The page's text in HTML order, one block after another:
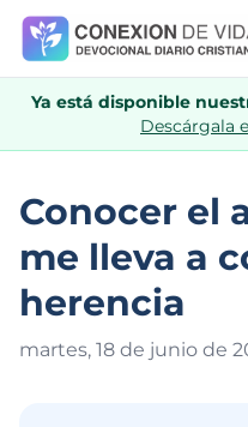
Ya está disponible
Descárgala
Conocer el
me lleva a
herencia
martes, 18 de junio de